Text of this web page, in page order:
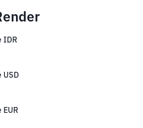
IDR
USD
EUR